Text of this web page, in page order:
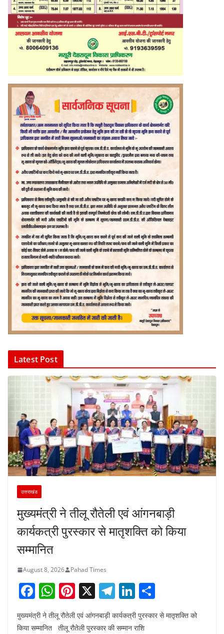
Latest Post
उत्तराखंड
मुख्यमंत्री ने तीलू रौतेली एवं आंगनबाड़ी
कार्यकत्री पुरस्कार से मातृशक्ति को किया
सम्मानित
August 8, 2026 Pahad Times
F
a
c
W
h
at
Pi
nt
er
X T
el
e
Li
n
k
h
ar
मुख्यमंत्री ने तीलू रौतेली एवं आंगनबाड़ी कार्यकत्री पुरस्कार से मातृशक्ति को
किया सम्मानित तीलू रौतेली पुरस्कार की सम्मान राशि